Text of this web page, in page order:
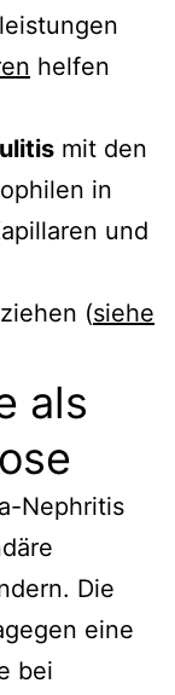
helfen
mit den
in
und
(siehe
als
Nephritis
Die
eine
bei